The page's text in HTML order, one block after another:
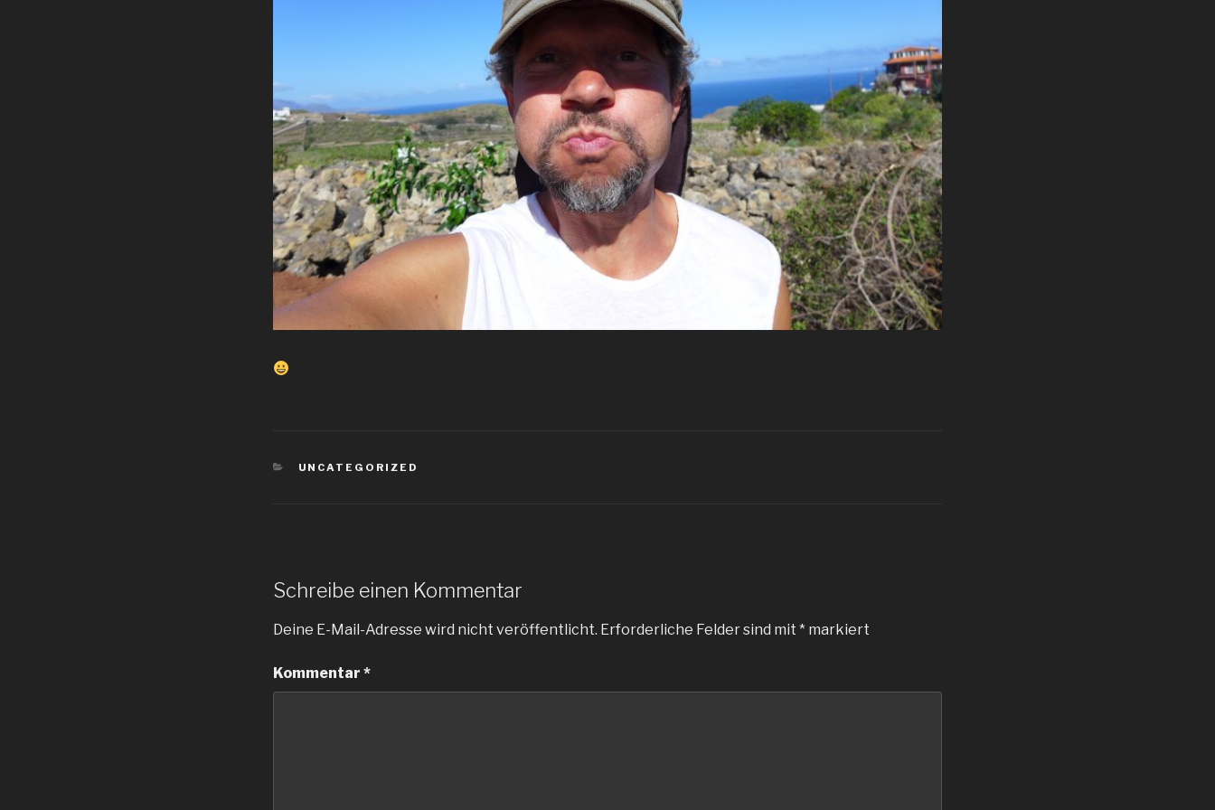
KATEGORIEN
UNCATEGORIZED
Schreibe einen Kommentar
Deine E-Mail-Adresse wird nicht veröffentlicht. Erforderliche Felder sind mit * markiert
Kommentar *